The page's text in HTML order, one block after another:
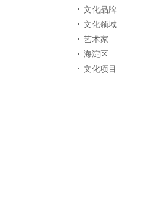
文化品牌
文化领域
艺术家
海淀区
文化项目